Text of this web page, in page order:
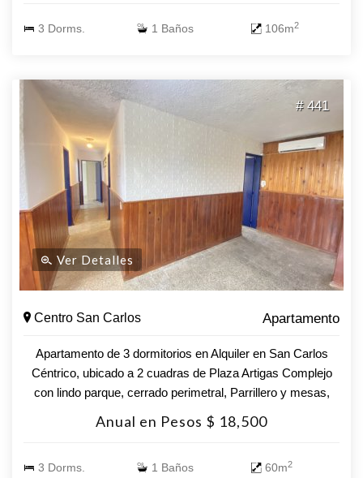
Porto Seguros, tramitando desde nuestras oficinas con
3 Dorms. 1 Baños 106m2
# 441
Ver Detalles
Centro San Carlos Apartamento
Apartamento de 3 dormitorios en Alquiler en San Carlos
Céntrico, ubicado a 2 cuadras de Plaza Artigas Complejo
con lindo parque, cerrado perimetral, Parrillero y mesas,
zona de lavadero - Los gastos comunes ya están incluídos
en el precio del alquiler - Cercano a Escuelas,
Transporte Público Estacionamiento dentro del complejo
Anual en Pesos $ 18,500
3 Dorms. 1 Baños 60m2